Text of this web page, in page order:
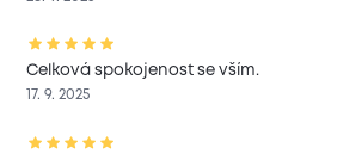
Celková spokojenost se vším.
17. 9. 2025